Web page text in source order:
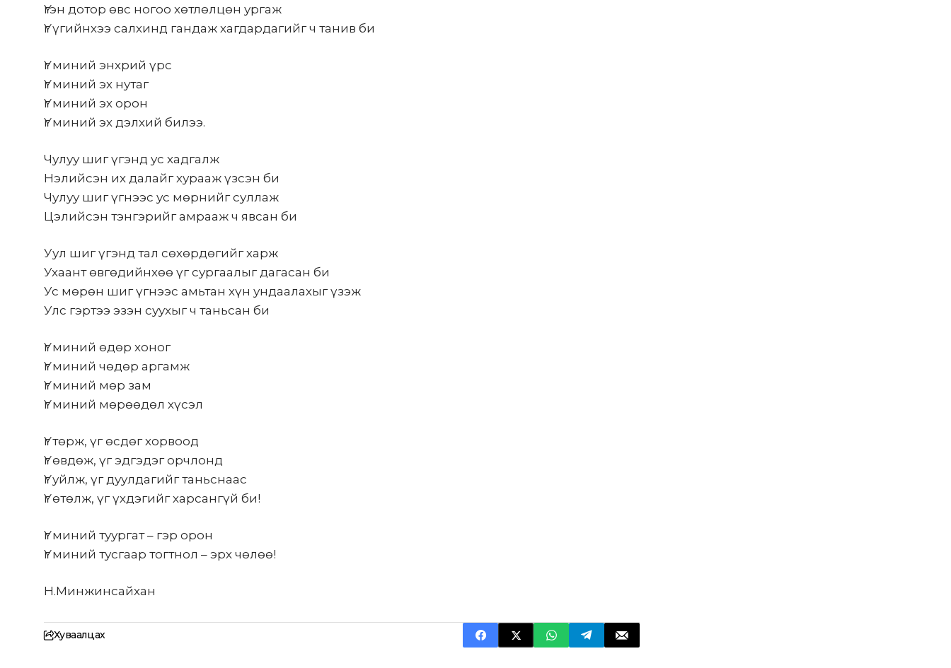
Үгэн дотор өвс ногоо хөтлөлцөн ургаж
Үг үгийнхээ салхинд гандаж хагдардагийг ч танив би
Үг миний энхрий үрс
Үг миний эх нутаг
Үг миний эх орон
Үг миний эх дэлхий билээ.
Чулуу шиг үгэнд ус хадгалж
Нэлийсэн их далайг хурааж үзсэн би
Чулуу шиг үгнээс ус мөрнийг суллаж
Цэлийсэн тэнгэрийг амрааж ч явсан би
Уул шиг үгэнд тал сөхөрдөгийг харж
Ухаант өвгөдийнхөө үг сургаалыг дагасан би
Ус мөрөн шиг үгнээс амьтан хүн ундаалахыг үзэж
Улс гэртээ эзэн суухыг ч таньсан би
Үг миний өдөр хоног
Үг миний чөдөр аргамж
Үг миний мөр зам
Үг миний мөрөөдөл хүсэл
Үг төрж, үг өсдөг хорвоод
Үг өвдөж, үг эдгэдэг орчлонд
Үг уйлж, үг дуулдагийг таньснаас
Үг өтөлж, үг үхдэгийг харсангүй би!
Үг миний туургат – гэр орон
Үг миний тусгаар тогтнол – эрх чөлөө!
Н.Минжинсайхан
Хуваалцах